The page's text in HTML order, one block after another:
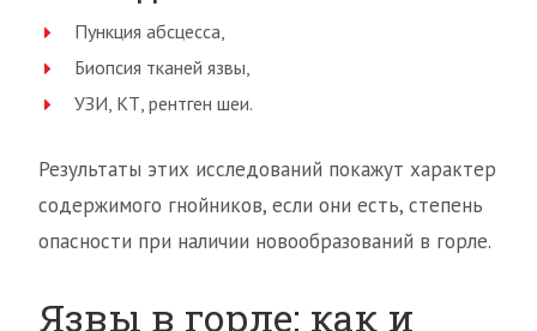
Пункция абсцесса,
Биопсия тканей язвы,
УЗИ, КТ, рентген шеи.
Результаты этих исследований покажут характер
содержимого гнойников, если они есть, степень
опасности при наличии новообразований в горле.
Язвы в горле: как и